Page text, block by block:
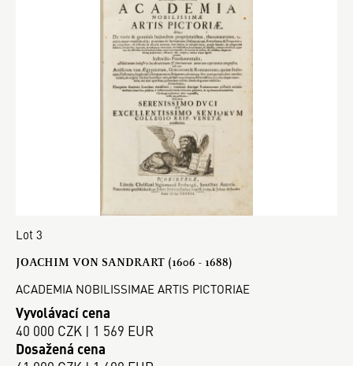
Lot 3
JOACHIM VON SANDRART (1606 - 1688)
ACADEMIA NOBILISSIMAE ARTIS PICTORIAE
Vyvolávací cena
40 000 CZK | 1 569 EUR
Dosažená cena